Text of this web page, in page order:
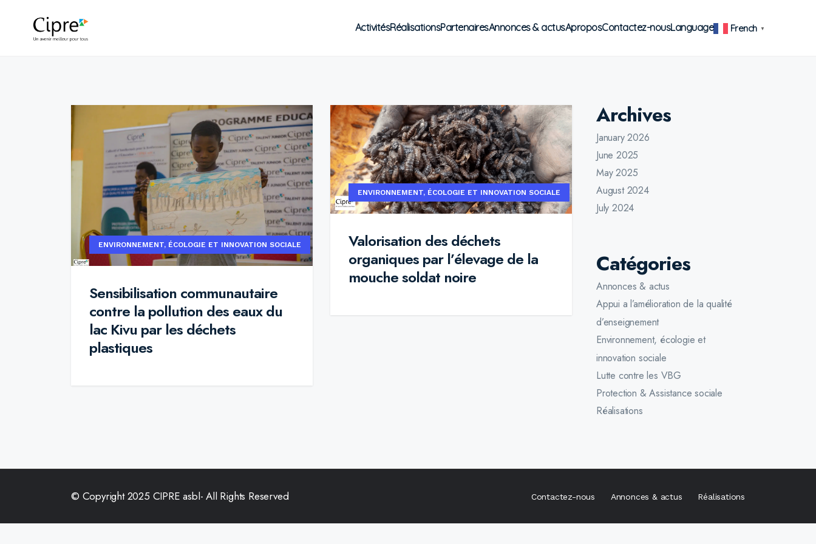
ActivitésRéalisationsPartenairesAnnonces & actusAproposContactez-nousLanguage French ▼
ENVIRONNEMENT, ÉCOLOGIE ET INNOVATION SOCIALE
Sensibilisation communautaire
contre la pollution des eaux du
lac Kivu par les déchets
plastiques
ENVIRONNEMENT, ÉCOLOGIE ET INNOVATION SOCIALE
Valorisation des déchets
organiques par l’élevage de la
mouche soldat noire
Archives
January 2026
June 2025
May 2025
August 2024
July 2024
Catégories
Annonces & actus
Appui a l’amélioration de la qualité
d’enseignement
Environnement, écologie et
innovation sociale
Lutte contre les VBG
Protection & Assistance sociale
Réalisations
© Copyright 2025 CIPRE asbl- All Rights Reserved Contactez-nous Annonces & actus Réalisations